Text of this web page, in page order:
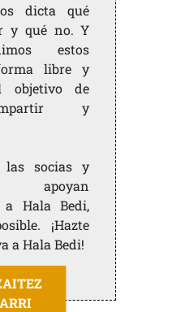
dicta qué
y qué no. Y
estos
libre y
objetivo de
y
las socias y
apoyan
a Hala Bedi,
¡Hazte
a Hala Bedi!